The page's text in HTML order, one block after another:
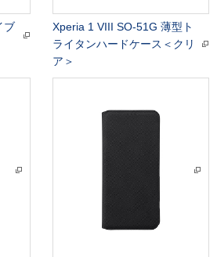
ブ
Xperia 1 VIII SO-51G 薄型ト
ライタンハードケース＜クリ
ア＞